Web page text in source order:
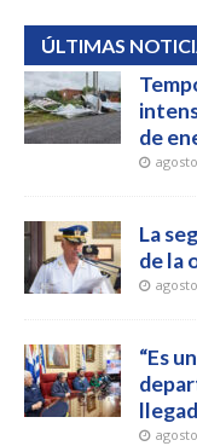
ÚLTIMAS
de
La
de la
“Es